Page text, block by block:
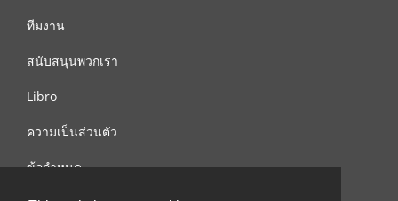
ทีมงาน
สนับสนุนพวกเรา
Libro
ความเป็นส่วนตัว
ข้อกำหนด